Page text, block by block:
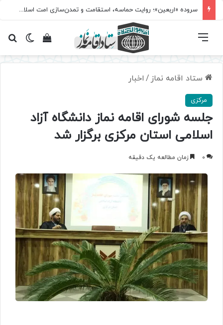
سروده‌ «اربعین»؛ روایت حماسه، استقامت و تمدن‌سازی امت اسلامی
تغییرمشاهده فهرست
ستاد اقامه نماز / اخبار
مرکزی
جلسه شورای اقامه نماز دانشگاه آزاد
اسلامی استان مرکزی برگزار شد
0 زمان مطالعه یک دقیقه